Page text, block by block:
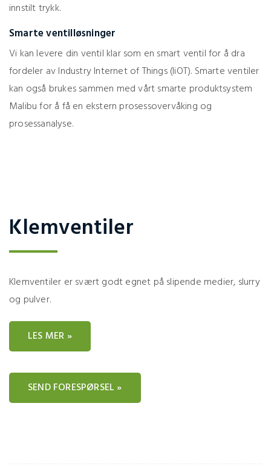
innstilt trykk.
Smarte ventilløsninger
Vi kan levere din ventil klar som en smart ventil for å dra
fordeler av Industry Internet of Things (IiOT). Smarte ventiler
kan også brukes sammen med vårt smarte produktsystem
Malibu for å få en ekstern prosessovervåking og
prosessanalyse.
Klemventiler
Klemventiler er svært godt egnet på slipende medier, slurry
og pulver.
LES MER »
SEND FORESPØRSEL »